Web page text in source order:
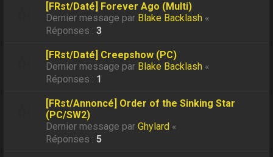
[FRst/Daté] Forever Ago (Multi)
Dernier message par Blake Backlash «
Réponses :3
[FRst/Daté] Creepshow (PC)
Dernier message par Blake Backlash «
Réponses : 1
[FRst/Annoncé] Order of the Sinking Star
(PC/SW2)
Dernier message parGhylard «
Réponses :5